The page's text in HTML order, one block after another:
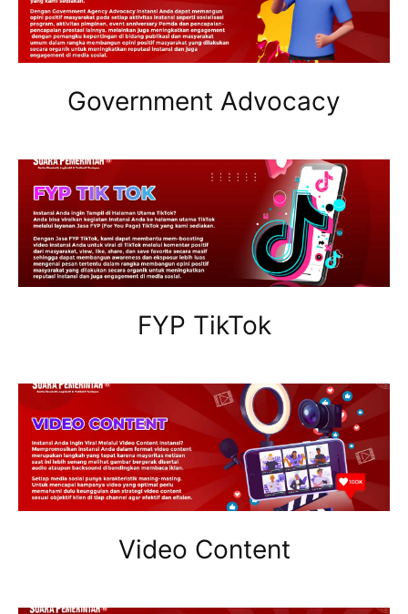
Government Advocacy
FYP TikTok
Video Content